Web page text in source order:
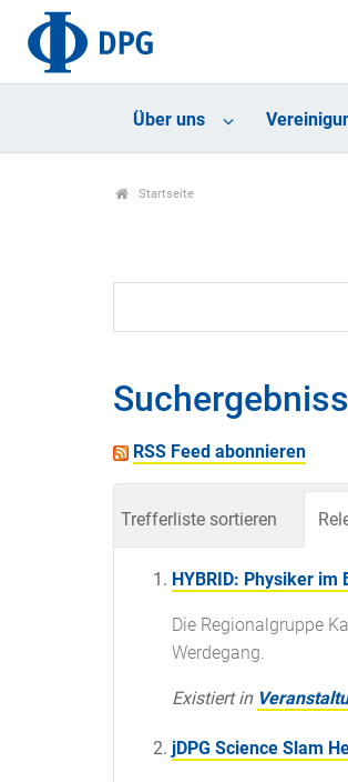
Über uns
Startseite
RSS Feed abonnieren
Trefferliste sortieren
HYBRID: Physiker
Die Regionalgruppe
Werdegang.
Existiert in
jDPG Science Slam